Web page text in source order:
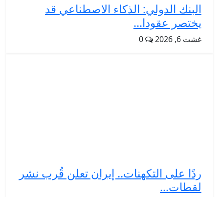
البنك الدولي: الذكاء الاصطناعي قد
يختصر عقودا...
غشت 6, 2026 0
ردًا على التكهنات.. إيران تعلن قُرب نشر
لقطات...